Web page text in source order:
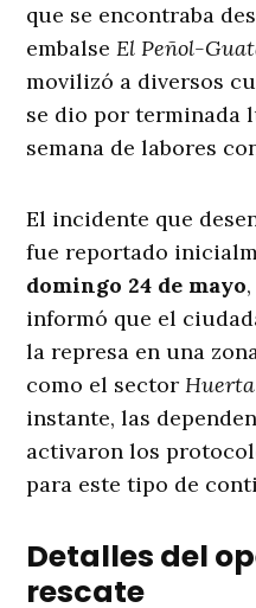
que se encontraba
embalseEl Peñol-
movilizó a diversos
se dio por terminada
semana de labores
El incidente que
fue reportado
domingo 24 de mayo
informó que el
la represa en una
como el sector
instante, las
activaron los
para este tipo de
Detalles del
rescate